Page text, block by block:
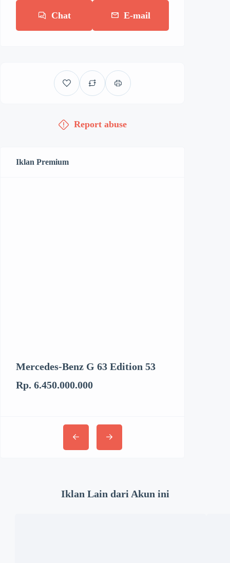
Chat E-mail
Report abuse
Iklan Premium
Mercedes-Benz G 63 Edition 53
Rp. 6.450.000.000
Iklan Lain dari Akun ini